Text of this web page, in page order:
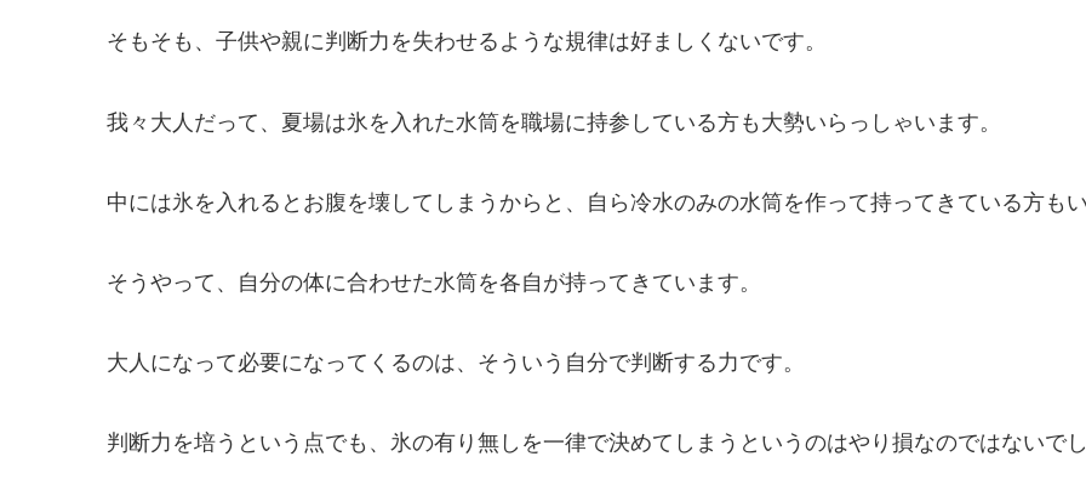
そもそも、子供や親に判断力を失わせるような規律は好ましくないです。
我々大人だって、夏場は氷を入れた水筒を職場に持参している方も大勢いらっしゃいます。
中には氷を入れるとお腹を壊してしまうからと、自ら冷水のみの水筒を作って持ってきている方も
そうやって、自分の体に合わせた水筒を各自が持ってきています。
大人になって必要になってくるのは、そういう自分で判断する力です。
判断力を培うという点でも、氷の有り無しを一律で決めてしまうというのはやり損なのではないで